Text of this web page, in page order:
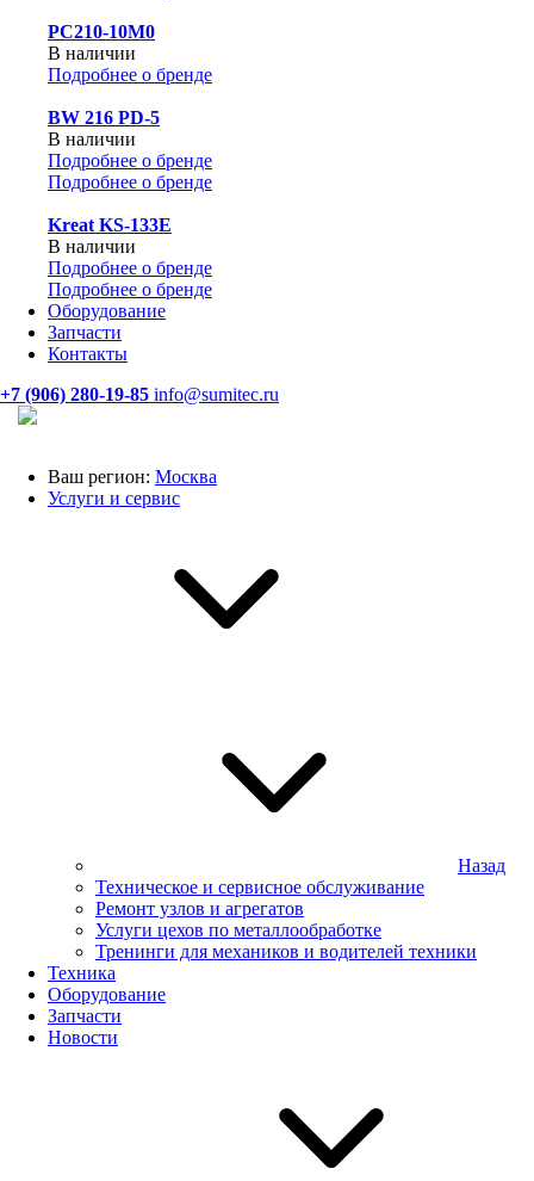
PC210-10M0
В наличии
Подробнее о бренде
BW 216 PD-5
В наличии
Подробнее о бренде
Подробнее о бренде
Kreat KS-133E
В наличии
Подробнее о бренде
Подробнее о бренде
Оборудование
Запчасти
Контакты
+7 (906) 280-19-85 info@sumitec.ru
Ваш регион: Москва
Услуги и сервис
Назад
Техническое и сервисное обслуживание
Ремонт узлов и агрегатов
Услуги цехов по металлообработке
Тренинги для механиков и водителей техники
Техника
Оборудование
Запчасти
Новости